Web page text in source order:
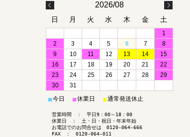
2026/08
日 月 火 水 木 金 土
1
2
3 4 5 6 7
8
9
10 11 12 13 14
15
16
17 18 19 20 21
22
23
24 25 26 27 28
29
30
31
■今日 ■休業日 ■通常発送休止
営業時間 ： 平日9：00～18：00
休業日 ： 土・日・祝日・年末年始
お電話でのお問合せは 0120-064-666
FAX ： 0120-064-011